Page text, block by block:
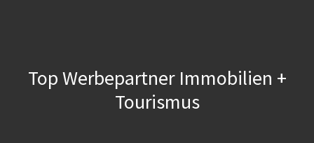
Top Werbepartner Immobilien +
Tourismus